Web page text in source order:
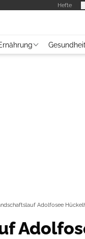
Hefte
Gesundheit
Adolfosee